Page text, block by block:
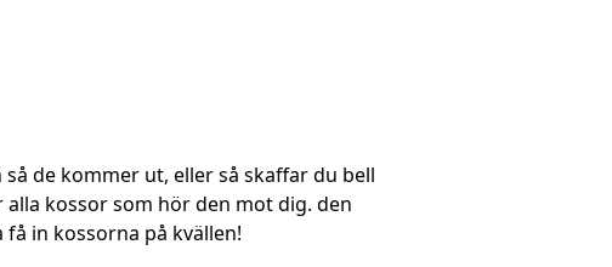
de kommer ut, eller så skaffar du bell
kossor som hör den mot dig. den
in kossorna på kvällen!